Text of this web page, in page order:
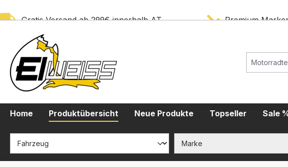
Gratis Versand ab 299€ innerhalb AT Premium
Home Produktübersicht Neue Produkte Topseller Sale